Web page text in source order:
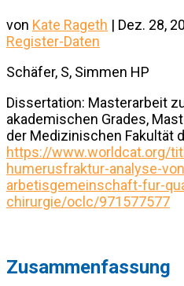
von Kate Rageth | Dez. 28,
Register-Daten
Schäfer, S, Simmen HP
Dissertation: Masterarbeit
akademischen Grades,
der Medizinischen Fakultät
https://www.worldcat.org/
humerusfraktur-analyse-
arbetisgemeinschaft-fur-
chirurgie/oclc/971577577
Zusammenfassung